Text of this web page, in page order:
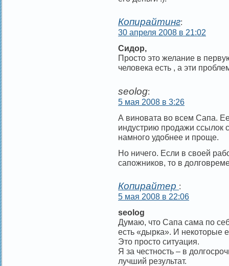
Копирайтинг:
30 апреля 2008 в 21:02
Сидор,
Просто это желание в
человека есть , а эти
seolog:
5 мая 2008 в 3:26
А виновата во всем Сапа.
индустрию продажи ссылок
намного удобнее и проще.
Но ничего. Если в своей
сапожников, то в
Копирайтер :
5 мая 2008 в 22:06
seolog
Думаю, что Сапа сама по
есть «дырка». И некоторые
Это просто ситуация.
Я за честность – в
лучший результат.